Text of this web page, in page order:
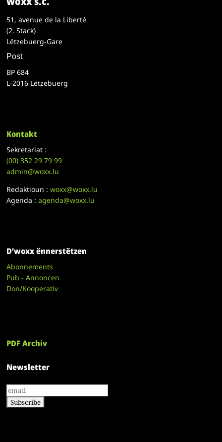
51, avenue de la Liberté
(2. Stack)
Lëtzebuerg-Gare
Post
BP 684
L-2016 Lëtzebuerg
Kontakt
Sekretariat :
(00)352 29 79 99
admin@woxx.lu
Redaktioun :woxx@woxx.lu
Agenda :agenda@woxx.lu
D’woxx ënnerstëtzen
Abonnements
Pub - Annoncen
Don/Kooperativ
PDF Archiv
Newsletter